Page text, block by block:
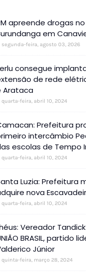
apreende drogas
em
segunda-feira, agosto 03, 2026
consegue
de rede
Arataca
quarta-feira, abril 10, 2024
Prefeitura
intercâmbio
escolas de Tempo
quarta-feira, abril 10, 2024
Luzia: Prefeitura
nova
quarta-feira, abril 10, 2024
Vereador
BRASIL, partido
Júnior
quinta-feira, março 28, 2024